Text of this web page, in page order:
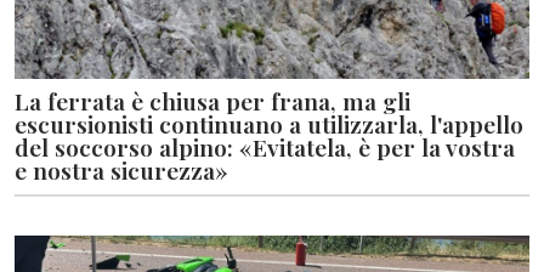
La ferrata è chiusa per frana, ma gli
escursionisti continuano a utilizzarla, l'appello
del soccorso alpino: «Evitatela, è per la vostra
e nostra sicurezza»